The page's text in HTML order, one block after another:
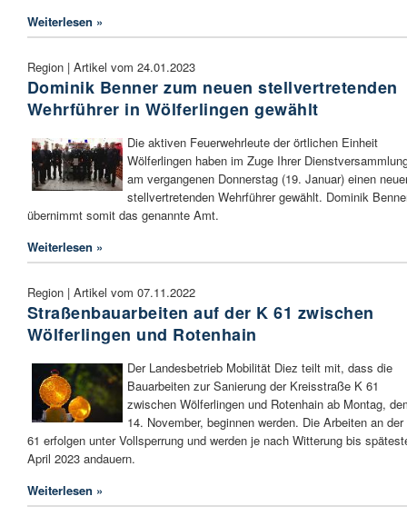
Weiterlesen »
Region | Artikel vom 24.01.2023
Dominik Benner zum neuen stellvertretenden
Wehrführer in Wölferlingen gewählt
Die aktiven Feuerwehrleute der örtlichen Einheit
Wölferlingen haben im Zuge Ihrer
am vergangenen Donnerstag (19. Januar) einen
stellvertretenden Wehrführer gewählt. Dominik
übernimmt somit das genannte Amt.
Weiterlesen »
Region | Artikel vom 07.11.2022
Straßenbauarbeiten auf der K 61 zwischen
Wölferlingen und Rotenhain
Der Landesbetrieb Mobilität Diez teilt mit, dass die
Bauarbeiten zur Sanierung der Kreisstraße K 61
zwischen Wölferlingen und Rotenhain ab Montag,
14. November, beginnen werden. Die Arbeiten an der
61 erfolgen unter Vollsperrung und werden je nach Witterung bis
April 2023 andauern.
Weiterlesen »